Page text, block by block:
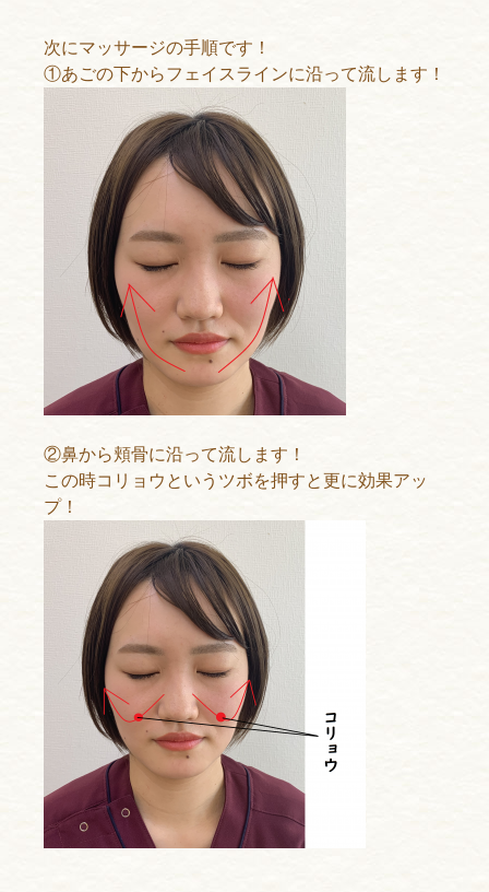
次にマッサージの手順です！
①あごの下からフェイスラインに沿って流します！
②鼻から頬骨に沿って流します！
この時コリョウというツボを押すと更に効果アッ
プ！